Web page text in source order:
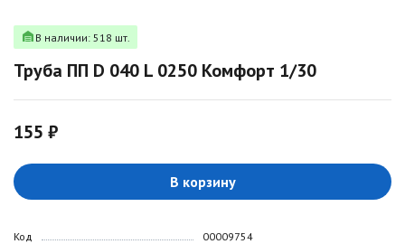
В наличии: 518 шт.
Труба ПП D 040 L 0250 Комфорт 1/30
155 ₽
В корзину
Код 00009754